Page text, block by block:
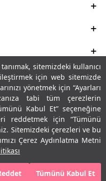
sitemizdeki kullanıcı
için web sitemizde
yönetmek için “Ayarları
tabi tüm çerezlerin
Kabul Et” seçeneğine
reddetmek için “Tümünü
Sitemizdeki çerezleri ve bu
Çerez Aydınlatma Metni
Tümünü Kabul Et
HEMEN AL